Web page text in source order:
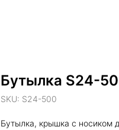
Бутылка S24-
SKU: S24-500
Бутылка, крышка с носиком